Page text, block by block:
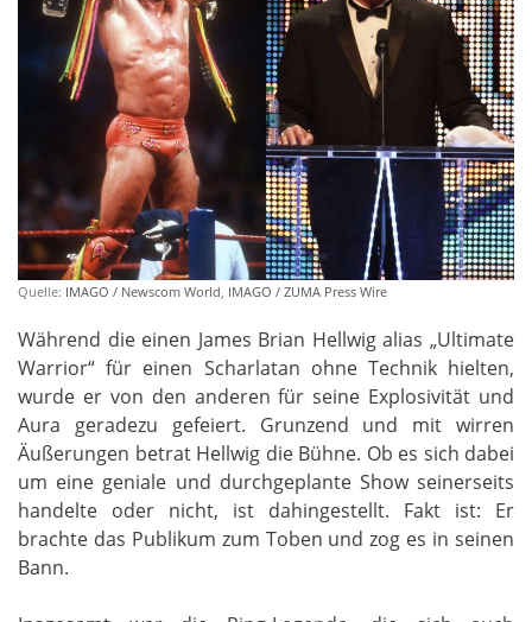
Quelle: IMAGO / Newscom World, IMAGO / ZUMA Press Wire
Während die einen James Brian Hellwig alias „Ultimate
Warrior“ für einen Scharlatan ohne Technik hielten,
wurde er von den anderen für seine Explosivität und
Aura geradezu gefeiert. Grunzend und mit wirren
Äußerungen betrat Hellwig die Bühne. Ob es sich dabei
um eine geniale und durchgeplante Show seinerseits
handelte oder nicht, ist dahingestellt. Fakt ist: Er
brachte das Publikum zum Toben und zog es in seinen
Bann.